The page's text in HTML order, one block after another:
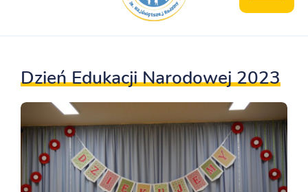
Dzień Edukacji Narodowej 2023